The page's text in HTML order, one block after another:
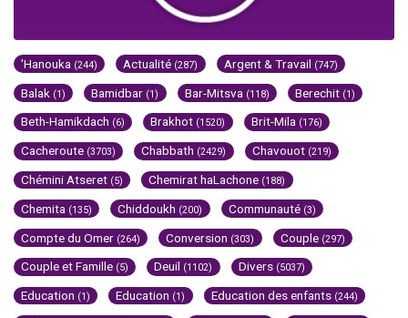
'Hanouka (244) Actualité (287) Argent & Travail (747)
Balak (1) Bamidbar (1) Bar-Mitsva (118) Berechit (1)
Beth-Hamikdach (6) Brakhot (1520) Brit-Mila (176)
Cacheroute (3703) Chabbath (2429) Chavouot (219)
Chémini Atseret (5) Chemirat haLachone (188)
Chemita (135) Chiddoukh (200) Communauté (3)
Compte du Omer (264) Conversion (303) Couple (297)
Couple et Famille (5) Deuil (1102) Divers (5037)
Education (1) Education (1) Education des enfants (244)